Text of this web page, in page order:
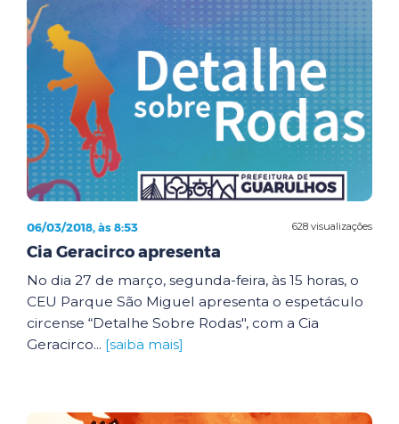
628 visualizações
06/03/2018, às 8:53
Cia Geracirco apresenta
No dia 27 de março, segunda-feira, às 15 horas, o
CEU Parque São Miguel apresenta o espetáculo
circense “Detalhe Sobre Rodas", com a Cia
Geracirco... [saiba mais]